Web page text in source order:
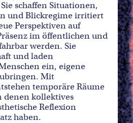
schaffen Situationen,
und Blickregime irritiert
Perspektiven auf
im öffentlichen und
werden. Sie
und laden
ein, eigene
Mit
temporäre Räume
denen kollektives
Reflexion
haben.